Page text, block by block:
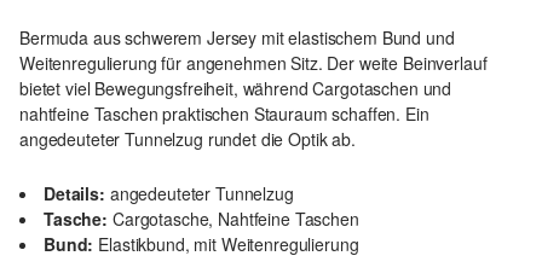
Bermuda aus schwerem Jersey mit elastischem Bund und
Weitenregulierung für angenehmen Sitz. Der weite Beinverlauf
bietet viel Bewegungsfreiheit, während Cargotaschen und
nahtfeine Taschen praktischen Stauraum schaffen. Ein
angedeuteter Tunnelzug rundet die Optik ab.
Details: angedeuteter Tunnelzug
Tasche: Cargotasche, Nahtfeine Taschen
Bund: Elastikbund, mit Weitenregulierung